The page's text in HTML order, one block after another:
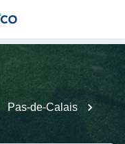
Pas-de-Calais